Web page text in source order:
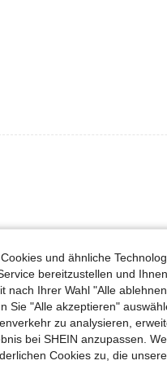
Ansehen
und ähnliche
bereitzustellen und
nach Ihrer Wahl "Alle
Sie "Alle akzeptieren"
zu analysieren,
bei SHEIN anzupassen.
Cookies zu, die